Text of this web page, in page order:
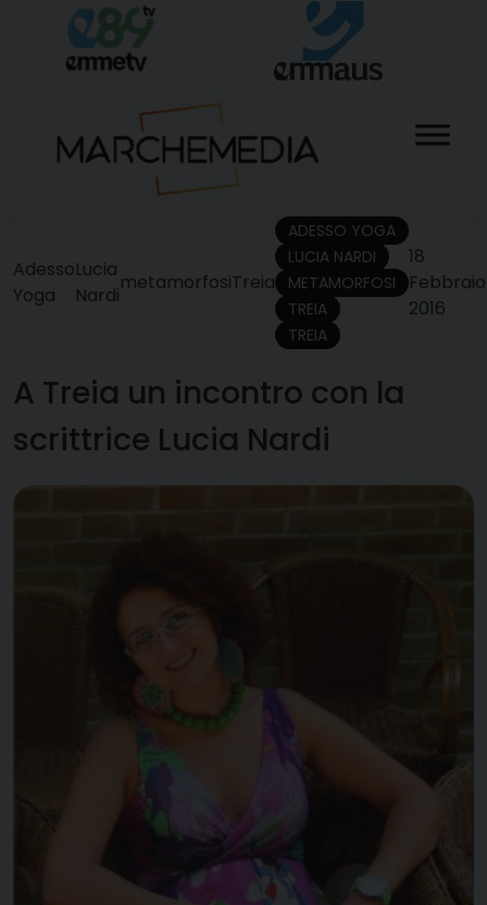
content
Adesso
Yoga
Lucia
Nardi
metamorfosiTreia
ADESSO YOGA
LUCIA NARDI
METAMORFOSI
TREIA
TREIA
18
Febbraio
2016
A Treia un incontro con la
scrittrice Lucia Nardi